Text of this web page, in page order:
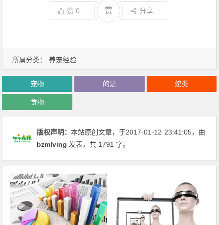
所属分类： 养宠经验
赞0 赏 分享
宠物 的是 蛇类
食物
版权声明：本站原创文章，于2017-01-12 23:41:05，由
bzmlving 发表，共 1791 字。